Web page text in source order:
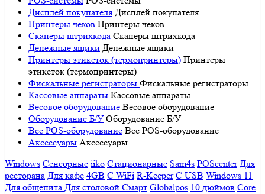
Дисплей покупателя Дисплей покупателя
Принтеры чеков Принтеры чеков
Сканеры штрихкода Сканеры штрихкода
Денежные ящики Денежные ящики
Принтеры этикеток (термопринтеры) Принтеры
этикеток (термопринтеры)
Фискальные регистраторы Фискальные регистраторы
Кассовые аппараты Кассовые аппараты
Весовое оборудование Весовое оборудование
Оборудование Б/У Оборудование Б/У
Все POS-оборудование Все POS-оборудование
Аксессуары Аксессуары
Windows Сенсорные iiko Стационарные Sam4s POScenter Для
ресторана Для кафе 4GB С WiFi R-Keeper С USB Windows 11
Для общепита Для столовой Смарт Globalpos 10 дюймов Core